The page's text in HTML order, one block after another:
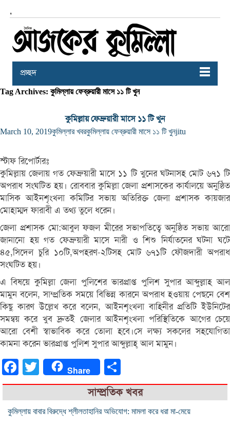
,
প্রচ্ছদ
Tag Archives: কুমিল্লায় ফেব্রুয়ারী মাসে ১১ টি খুন
কুমিল্লায় ফেব্রুয়ারী মাসে ১১ টি খুন
March 10, 2019কুমিল্লার খবরকুমিল্লায় ফেব্রুয়ারী মাসে ১১ টি খুনjitu
স্টাফ রিপোর্টারঃ
কুমিল্লায় জেলায় গত ফেব্রুয়ারী মাসে ১১ টি খুনের ঘটনাসহ মোট ৬৭১ টি
অপরাধ সংঘটিত হয়। রোববার কুমিল্লা জেলা প্রশাসকের কার্যালয়ে অনুষ্ঠিত
মাসিক আইনশৃংখলা কমিটির সভায় অতিরিক্ত জেলা প্রশাসক কায়জার
মোহাম্মদ ফারাবী এ তথ্য তুলে ধরেন।
জেলা প্রশাসক মো:আবুল ফজল মীরের সভাপতিত্বে অনুষ্ঠিত সভায় আরো
জানানো হয় গত ফেব্রুয়ারী মাসে নারী ও শিশু নির্যাতনের ঘটনা ঘটে
৪৫,সিদেল চুরি ১০টি,অপহরণ-২টিসহ মোট ৬৭১টি ফৌজদারী অপরাধ
সংঘটিত হয়।
এ বিষয়ে কুমিল্লা জেলা পুলিশের ভারপ্রাপ্ত পুলিশ সুপার আব্দুল্লাহ আল
মামুন বলেন, সাম্প্রতিক সময়ে বিভিন্ন কারনে অপরাধ হওয়ায় পেছনে বেশ
কিছু কারণ উল্লেখ করে বলেন, আইনশৃংখলা বাহিনীর প্রতিটি ইউনিটের
সমন্বয় করে খুব দ্রুতই জেলার আইনশৃংখলা পরিস্থিতিকে আগের চেয়ে
আরো বেশী স্বাভাবিক করে তোলা হবে।সে লক্ষ্য সকলের সহযোগিতা
কামনা করেন ভারপ্রাপ্ত পুলিশ সুপার আব্দুল্লাহ্ আল মামুন।
FacebookTwitter Share
সাম্প্রতিক খবর
কুমিল্লায় বাবার বিরুদ্ধে শ্লীলতাহানির অভিযোগ: মামলা করে ধরা মা-মেয়ে